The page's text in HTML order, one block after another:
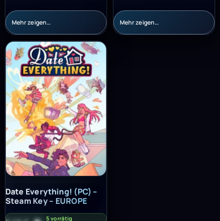
Mehr zeigen… Mehr zeigen…
Date Everything! (PC) – Steam Key – EUROPE
Date Everything! (PC) –
Steam Key – EUROPE
5 vorrätig